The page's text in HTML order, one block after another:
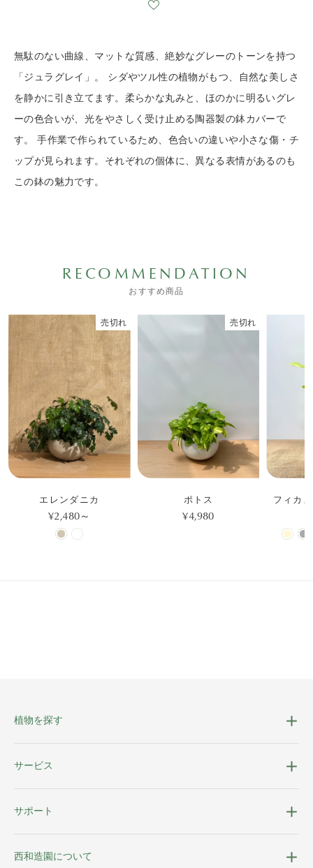
無駄のない曲線、マットな質感、絶妙なグレーのトーンを持つ
「ジュラグレイ」。 シダやツル性の植物がもつ、自然な美しさ
を静かに引き立てます。柔らかな丸みと、ほのかに明るいグレ
ーの色合いが、光をやさしく受け止める陶器製の鉢カバーで
す。 手作業で作られているため、色合いの違いや小さな傷・チ
ップが見られます。それぞれの個体に、異なる表情があるのも
この鉢の魅力です。
RECOMMENDATION
おすすめ商品
売切れ
エレンダニカ
¥2,480～
売切れ
ポトス
¥4,980
フィカ
植物を探す
サービス
サポート
西和造園について